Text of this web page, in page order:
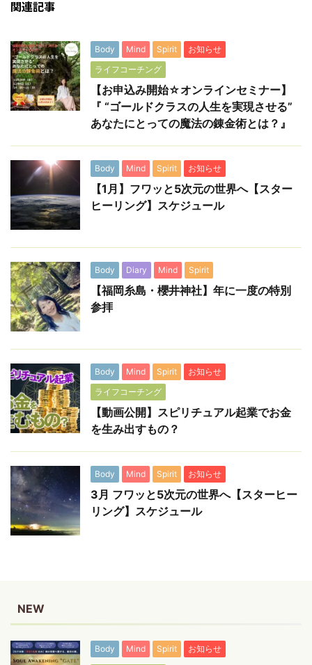
関連記事
Body Mind Spirit
お知らせ
ライフコーチング
【お申込み開始☆オンラインセミナー】
『 “ゴールドクラスの人生を実現させる”
あなたにとっての魔法の錬金術とは？』
Body Mind Spirit お知らせ
【1月】フワッと5次元の世界へ【スター
ヒーリング】スケジュール
Body Diary Mind Spirit
【福岡糸島・櫻井神社】年に一度の特別
参拝
Body Mind Spirit
お知らせ
ライフコーチング
【動画公開】スピリチュアル起業でお金
を生み出すもの？
Body Mind Spirit お知らせ
3月 フワッと5次元の世界へ【スターヒー
リング】スケジュール
NEW
Body Mind Spirit お知らせ